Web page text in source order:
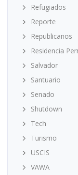
Refugiados
Reporte
Republicanos
Residencia
Salvador
Santuario
Senado
Shutdown
Tech
Turismo
USCIS
VAWA